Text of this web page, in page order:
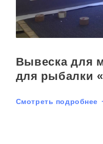
Вывеска для
для рыбалки
Смотреть подробнее